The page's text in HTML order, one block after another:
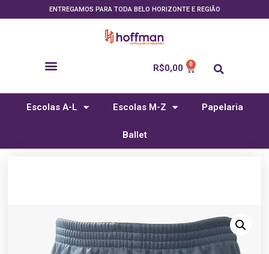
ENTREGAMOS PARA TODA BELO HORIZONTE E REGIÃO
R$0,00
Escolas A-L Escolas M-Z Papelaria
Ballet